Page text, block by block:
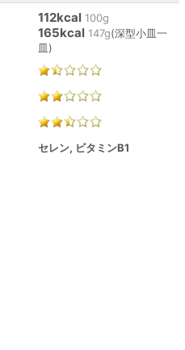
112kcal 100g
165kcal 147g(深型小皿一
皿)
セレン, ビタミンB1